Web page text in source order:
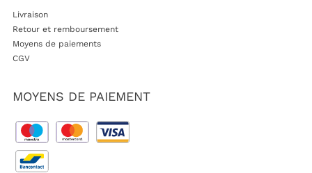
Livraison
Retour et remboursement
Moyens de paiements
CGV
MOYENS DE PAIEMENT